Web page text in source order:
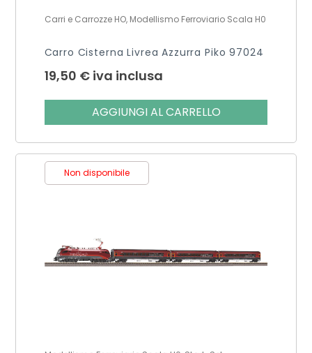
Carri e Carrozze HO, Modellismo Ferroviario Scala H0
Carro Cisterna Livrea Azzurra Piko 97024
19,50 € iva inclusa
AGGIUNGI AL CARRELLO
Non disponibile